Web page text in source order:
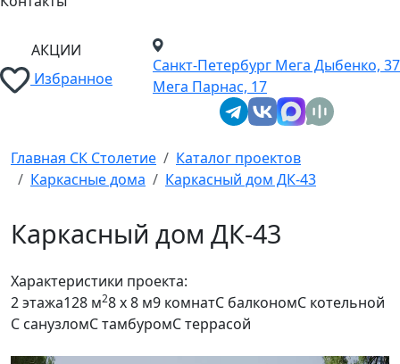
АКЦИИ
Избранное
Санкт-Петербург Мега Дыбенко, 37
Мега Парнас, 17
Главная СК Столетие
Каталог проектов
Каркасные дома
Каркасный дом ДК-43
Каркасный дом ДК-43
Характеристики проекта:
2 этажа128 м28 x 8 м9 комнатС балкономС котельной
С санузломС тамбуромС террасой